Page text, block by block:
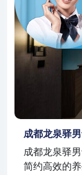
成都龙泉驿
成都龙泉驿
简约高效的